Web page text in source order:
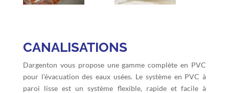
CANALISATIONS
Dargenton vous propose une gamme complète en PVC
pour l’évacuation des eaux usées. Le système en PVC à
paroi lisse est un système flexible, rapide et facile à